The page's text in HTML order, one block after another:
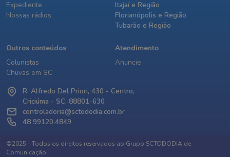
Expediente
Nossas rádios
Itajaí e Região
Florianópolis e Região
Tubarão e Região
Outros conteúdos
Colunistas
Chuvas em SC
Atendimento
Anuncie
R. Alfredo Del Priori, 430 - Centro,
Criciúma - SC, 88801-630
controladoria@sctododia.com.br
48 99120.4849
©2025 - Todos os direitos reservados ao Grupo SCTODODIA de
Comunicação.